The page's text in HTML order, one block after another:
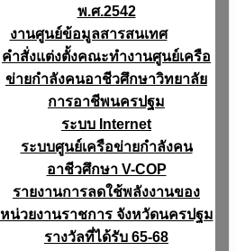
พ.ศ.2542
งานศูนย์ข้อมูลสารสนเทศ
คำสั่งแต่งตั้งคณะทำงานศูนย์เครือ
ข่ายกำลังคนอาชีวศึกษาวิทยาลัย
การอาชีพนครปฐม
ระบบ Internet
ระบบศูนย์เครือข่ายกำลังคน
อาชีวศึกษา V-COP
รายงานการลดใช้พลังงานของ
หน่วยงานราชการ จังหวัดนครปฐม
รางวัลที่ได้รับ 65-68